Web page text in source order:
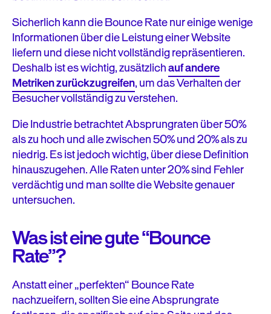
Sicherlich kann die Bounce Rate nur einige wenige
Informationen über die Leistung einer Website
liefern und diese nicht vollständig repräsentieren.
Deshalb ist es wichtig, zusätzlichauf andere
Metriken zurückzugreifen, um das Verhalten der
Besucher vollständig zu verstehen.
Die Industrie betrachtet Absprungraten über 50%
als zu hoch und alle zwischen 50% und 20% als zu
niedrig. Es ist jedoch wichtig, über diese Definition
hinauszugehen. Alle Raten unter 20% sind Fehler
verdächtig und man sollte die Website genauer
untersuchen.
Was ist eine gute “Bounce
Rate”?
Anstatt einer „perfekten“ Bounce Rate
nachzueifern, sollten Sie eine Absprungrate